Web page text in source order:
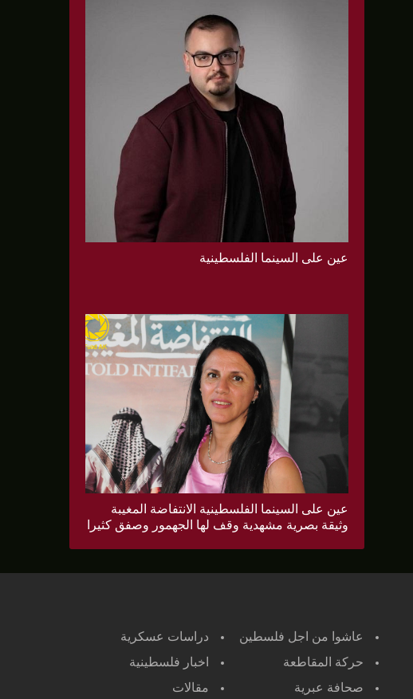
عين على السينما الفلسطينية
عين على السينما الفلسطينية الانتفاضة المغيبة
وثيقة بصرية مشهدية وقف لها الجهمور وصفق كثيرا
عاشوا من اجل فلسطين
دراسات عسكرية
حركة المقاطعة
اخبار فلسطينية
صحافة عبرية مقالات